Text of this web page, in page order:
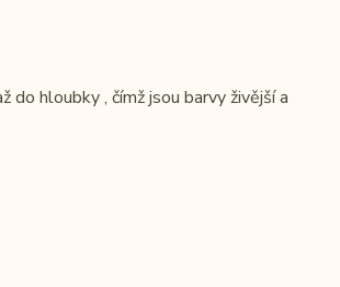
hloubky , čímž jsou barvy živější a